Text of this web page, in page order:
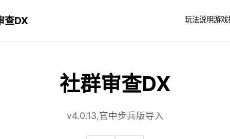
查DX 玩法说明游戏
社群审查DX
v4.0.13,官中步兵版导入